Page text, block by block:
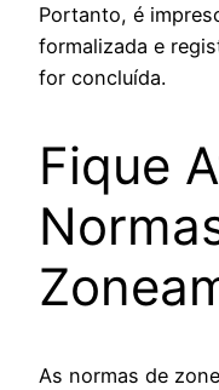
Portanto, é
formalizada e
for concluída.
Fique
As normas de